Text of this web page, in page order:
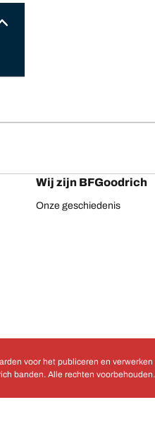
Wij zijn BFGoodrich
Onze geschiedenis
voor het publiceren en
banden. Alle rechten voorbehouden.